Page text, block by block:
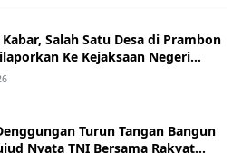
Salah Satu Desa di Prambon
Ke Kejaksaan Negeri
Turun Tangan Bangun
Nyata TNI Bersama Rakyat